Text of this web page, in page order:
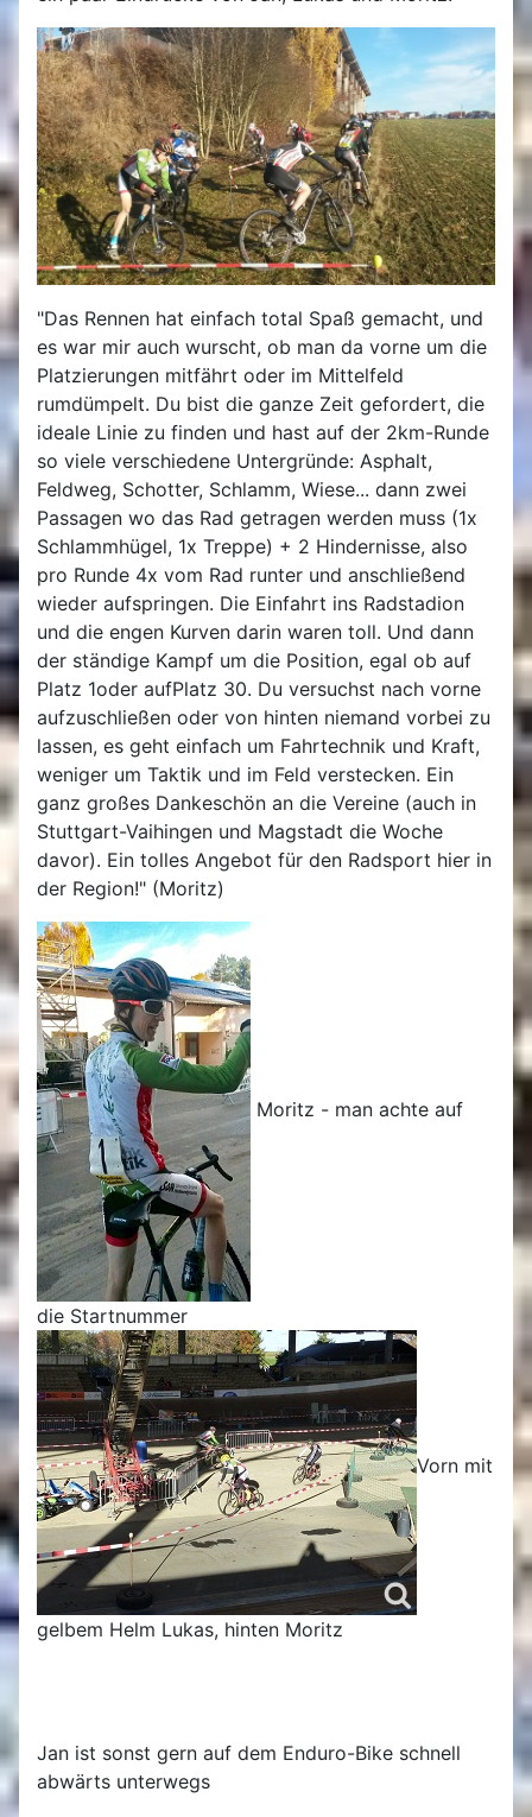
"Das Rennen hat einfach total Spaß gemacht, und
es war mir auch wurscht, ob man da vorne um die
Platzierungen mitfährt oder im Mittelfeld
rumdümpelt. Du bist die ganze Zeit gefordert, die
ideale Linie zu finden und hast auf der 2km-Runde
so viele verschiedene Untergründe: Asphalt,
Feldweg, Schotter, Schlamm, Wiese... dann zwei
Passagen wo das Rad getragen werden muss (1x
Schlammhügel, 1x Treppe) + 2 Hindernisse, also
pro Runde 4x vom Rad runter und anschließend
wieder aufspringen. Die Einfahrt ins Radstadion
und die engen Kurven darin waren toll. Und dann
der ständige Kampf um die Position, egal ob auf
Platz 1oder aufPlatz 30. Du versuchst nach vorne
aufzuschließen oder von hinten niemand vorbei zu
lassen, es geht einfach um Fahrtechnik und Kraft,
weniger um Taktik und im Feld verstecken. Ein
ganz großes Dankeschön an die Vereine (auch in
Stuttgart-Vaihingen und Magstadt die Woche
davor). Ein tolles Angebot für den Radsport hier in
der Region!" (Moritz)
Moritz - man achte auf
die Startnummer
Vorn mit
gelbem Helm Lukas, hinten Moritz
Jan ist sonst gern auf dem Enduro-Bike schnell
abwärts unterwegs